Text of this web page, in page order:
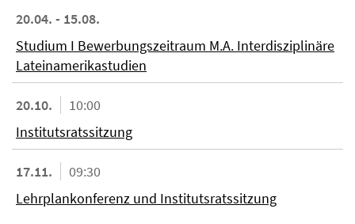
20.04. - 15.08.
Studium I Bewerbungszeitraum M.A. Interdisziplinäre
Lateinamerikastudien
20.10.
10:00
Institutsratssitzung
17.11.
09:30
Lehrplankonferenz und Institutsratssitzung